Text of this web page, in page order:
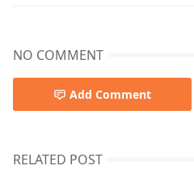
NO COMMENT
Add Comment
RELATED POST